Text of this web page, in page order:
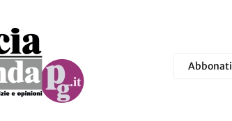
Abbonati